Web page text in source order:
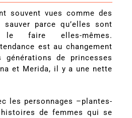
souvent vues comme des
parce qu’elles sont
faire elles-mêmes.
est au changement
générations de princesses
et Merida, il y a une nette
les personnages –plantes-
de femmes qui se